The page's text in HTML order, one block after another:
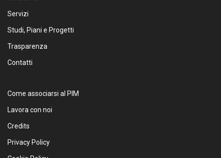
Servizi
Studi, Piani e Progetti
Trasparenza
Contatti
Come associarsi al PIM
Lavora con noi
Credits
Privacy Policy